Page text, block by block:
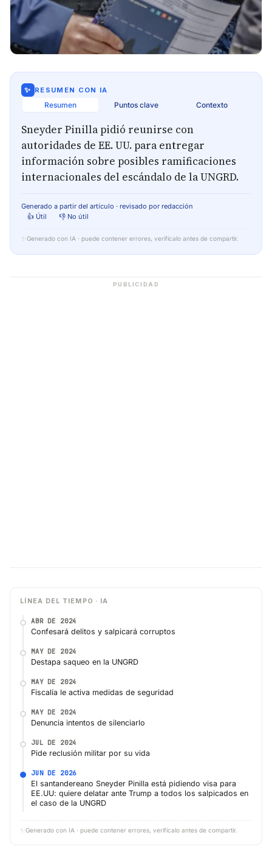
✨ RESUMEN CON IA
Resumen Puntos clave Contexto
Sneyder Pinilla pidió reunirse con
autoridades de EE. UU. para entregar
información sobre posibles ramificaciones
internacionales del escándalo de la UNGRD.
Generado a partir del artículo · revisado por redacción
👍 Útil
👎 No útil
✨ Generado con IA · puede contener errores, verifícalo antes de compartir.
PUBLICIDAD
LÍNEA DEL TIEMPO · IA
ABR DE 2024
Confesará delitos y salpicará corruptos
MAY DE 2024
Destapa saqueo en la UNGRD
MAY DE 2024
Fiscalía le activa medidas de seguridad
MAY DE 2024
Denuncia intentos de silenciarlo
JUL DE 2024
Pide reclusión militar por su vida
JUN DE 2026
El santandereano Sneyder Pinilla está pidiendo visa para
EE.UU: quiere delatar ante Trump a todos los salpicados en
el caso de la UNGRD
✨ Generado con IA · puede contener errores, verifícalo antes de compartir.